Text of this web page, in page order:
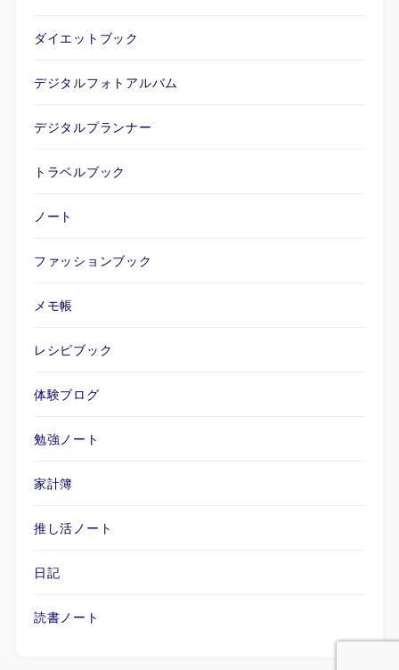
ダイエットブック
デジタルフォトアルバム
デジタルプランナー
トラベルブック
ノート
ファッションブック
メモ帳
レシピブック
体験ブログ
勉強ノート
家計簿
推し活ノート
日記
読書ノート